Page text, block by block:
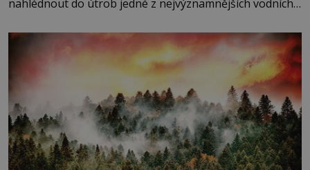
nahlédnout do útrob jedné z nejvýznamnějších vodních
se na koloběžce a den zakončit poznáváním památek ve
Velkých Losinách nebo v termálním